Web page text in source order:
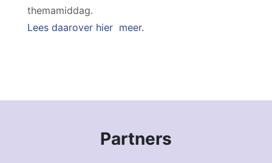
themamiddag.
Lees daarover hier meer.
Partners